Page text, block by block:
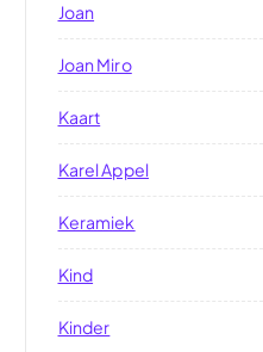
Joan
Joan Miro
Kaart
Karel Appel
Keramiek
Kind
Kinder